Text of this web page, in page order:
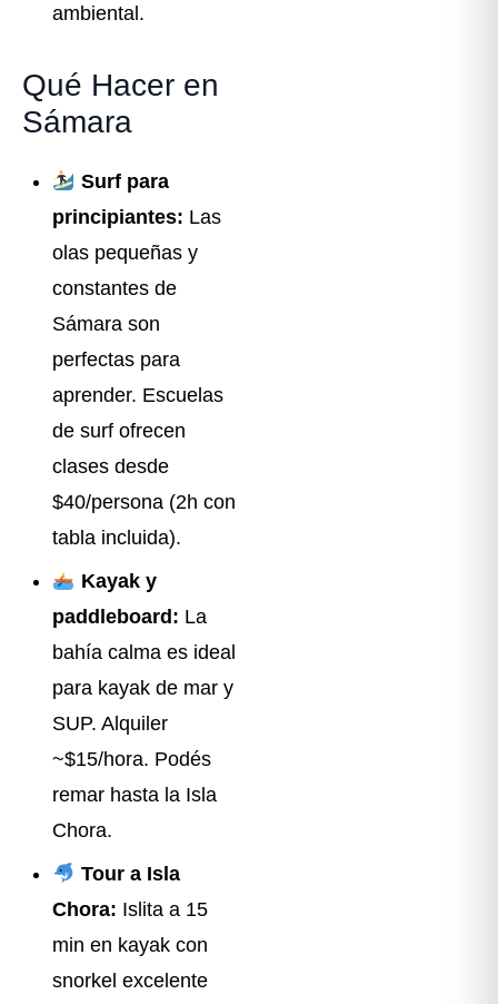
ambiental.
Qué Hacer en
Sámara
Surf para
principiantes: Las
olas pequeñas y
constantes de
Sámara son
perfectas para
aprender. Escuelas
de surf ofrecen
clases desde
$40/persona (2h con
tabla incluida).
Kayak y
paddleboard: La
bahía calma es ideal
para kayak de mar y
SUP. Alquiler
~$15/hora. Podés
remar hasta la Isla
Chora.
Tour a Isla
Chora: Islita a 15
min en kayak con
snorkel excelente